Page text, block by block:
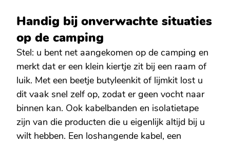
Handig bij onverwachte situaties
op de camping
Stel: u bent net aangekomen op de camping en
merkt dat er een klein kiertje zit bij een raam of
luik. Met een beetje butyleenkit of lijmkit lost u
dit vaak snel zelf op, zodat er geen vocht naar
binnen kan. Ook kabelbanden en isolatietape
zijn van die producten die u eigenlijk altijd bij u
wilt hebben. Een loshangende kabel, een